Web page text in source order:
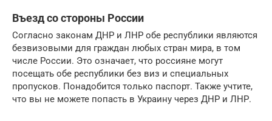
Въезд со стороны России
Согласно законам ДНР и ЛНР обе республики являются
безвизовыми для граждан любых стран мира, в том
числе России. Это означает, что россияне могут
посещать обе республики без виз и специальных
пропусков. Понадобится только паспорт. Также учтите,
что вы не можете попасть в Украину через ДНР и ЛНР.